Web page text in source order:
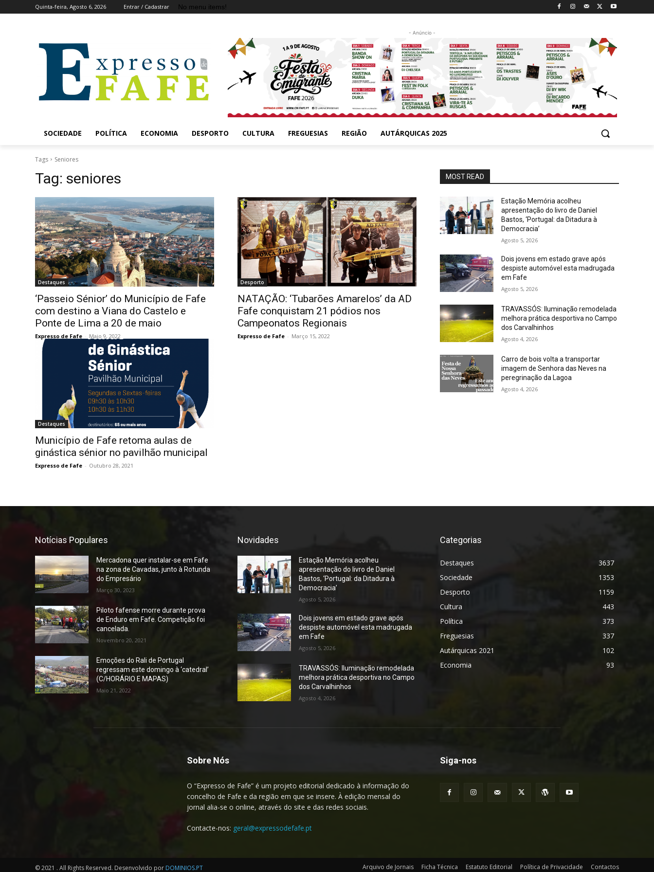
Quinta-feira, Agosto 6, 2026 Entrar / Cadastrar No menu items!
- Anúncio -
SOCIEDADE POLÍTICA ECONOMIA DESPORTO CULTURA FREGUESIAS REGIÃO AUTÁRQUICAS 2025
Tags Seniores
Tag: seniores
Destaques
‘Passeio Sénior’ do Município de Fafe
com destino a Viana do Castelo e
Ponte de Lima a 20 de maio
Expresso de Fafe - Maio 9, 2022
Desporto
NATAÇÃO: ‘Tubarões Amarelos’ da AD
Fafe conquistam 21 pódios nos
Campeonatos Regionais
Expresso de Fafe - Março 15, 2022
Destaques
Município de Fafe retoma aulas de
ginástica sénior no pavilhão municipal
Expresso de Fafe - Outubro 28, 2021
MOST READ
Estação Memória acolheu
apresentação do livro de Daniel
Bastos, ‘Portugal: da Ditadura à
Democracia’
Agosto 5, 2026
Dois jovens em estado grave após
despiste automóvel esta madrugada
em Fafe
Agosto 5, 2026
TRAVASSÓS: Iluminação remodelada
melhora prática desportiva no Campo
dos Carvalhinhos
Agosto 4, 2026
Carro de bois volta a transportar
imagem de Senhora das Neves na
peregrinação da Lagoa
Agosto 4, 2026
Notícias Populares
Mercadona quer instalar-se em Fafe
na zona de Cavadas, junto à Rotunda
do Empresário
Março 30, 2023
Piloto fafense morre durante prova
de Enduro em Fafe. Competição foi
cancelada.
Novembro 20, 2021
Emoções do Rali de Portugal
regressam este domingo à ‘catedral’
(C/HORÁRIO E MAPAS)
Maio 21, 2022
Novidades
Estação Memória acolheu
apresentação do livro de Daniel
Bastos, ‘Portugal: da Ditadura à
Democracia’
Agosto 5, 2026
Dois jovens em estado grave após
despiste automóvel esta madrugada
em Fafe
Agosto 5, 2026
TRAVASSÓS: Iluminação remodelada
melhora prática desportiva no Campo
dos Carvalhinhos
Agosto 4, 2026
Categorias
Destaques
3637
Sociedade
1353
Desporto
1159
Cultura
443
Política
373
Freguesias
337
Autárquicas 2021
102
Economia
93
Sobre Nós
O “Expresso de Fafe” é um projeto editorial dedicado à informação do
concelho de Fafe e da região em que se insere. À edição mensal do
jornal alia-se o online, através do site e das redes sociais.
Contacte-nos: geral@expressodefafe.pt
Siga-nos
© 2021 . All Rights Reserved. Desenvolvido por DOMINIOS.PT Arquivo de Jornais Ficha Técnica Estatuto Editorial Política de Privacidade Contactos